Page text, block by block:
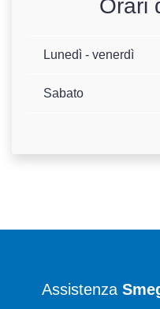
Orari
Lunedì - venerdì
Sabato
Assistenza